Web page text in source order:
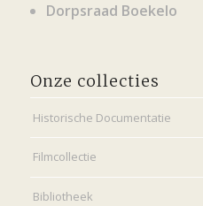
Dorpsraad Boekelo
Onze collecties
Historische Documentatie
Filmcollectie
Bibliotheek